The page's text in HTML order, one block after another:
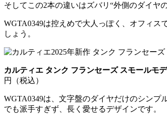
そしてこの2本の違いはズバリ“外側のダイヤの
WGTA0349は控えめで大人っぽく、オフィス
しょう。
カルティエ タンク フランセーズ スモールモ
円（税込）
WGTA0349は、文字盤のダイヤだけのシンプ
でも派手すぎず、長く愛せるデザインです。